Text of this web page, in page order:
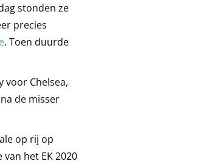
stonden ze
precies
. Toen duurde
voor Chelsea,
de misser
op rij op
van het EK 2020